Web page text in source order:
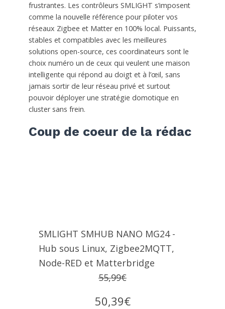
frustrantes. Les contrôleurs SMLIGHT s’imposent
comme la nouvelle référence pour piloter vos
réseaux Zigbee et Matter en 100% local. Puissants,
stables et compatibles avec les meilleures
solutions open-source, ces coordinateurs sont le
choix numéro un de ceux qui veulent une maison
intelligente qui répond au doigt et à l’œil, sans
jamais sortir de leur réseau privé et surtout
pouvoir déployer une stratégie domotique en
cluster sans frein.
Coup de coeur de la rédac
SMLIGHT SMHUB NANO MG24 -
Hub sous Linux, Zigbee2MQTT,
Node-RED et Matterbridge
55,99€
50,39€